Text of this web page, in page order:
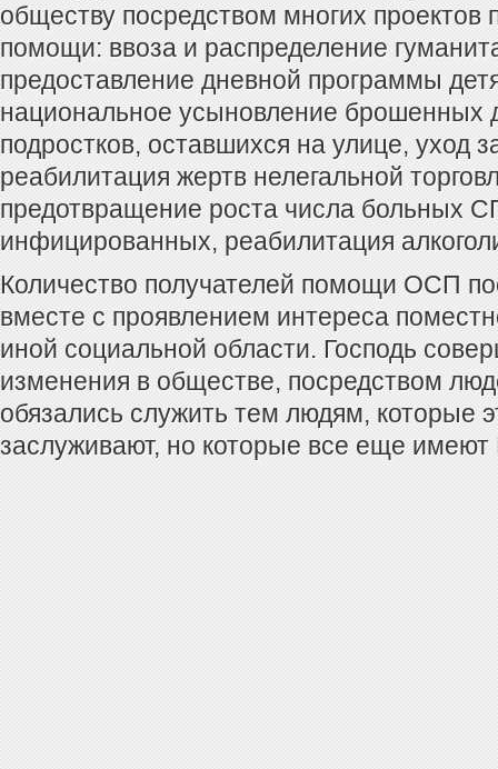
обществу посредством многих проектов
помощи: ввоза и распределение
предоставление дневной программы
национальное усыновление брошенных
подростков, оставшихся на улице, уход
реабилитация жертв нелегальной
предотвращение роста числа больных
инфицированных, реабилитация
Количество получателей помощи ОСП
вместе с проявлением интереса
иной социальной области. Господь
изменения в обществе, посредством
обязались служить тем людям, которые
заслуживают, но которые все еще имеют